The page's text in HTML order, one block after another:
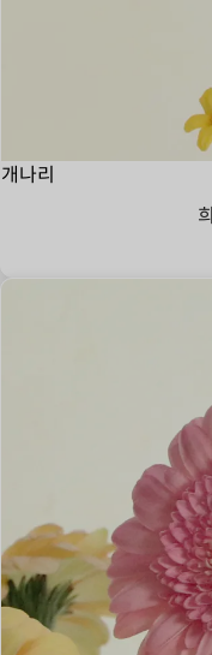
개나리